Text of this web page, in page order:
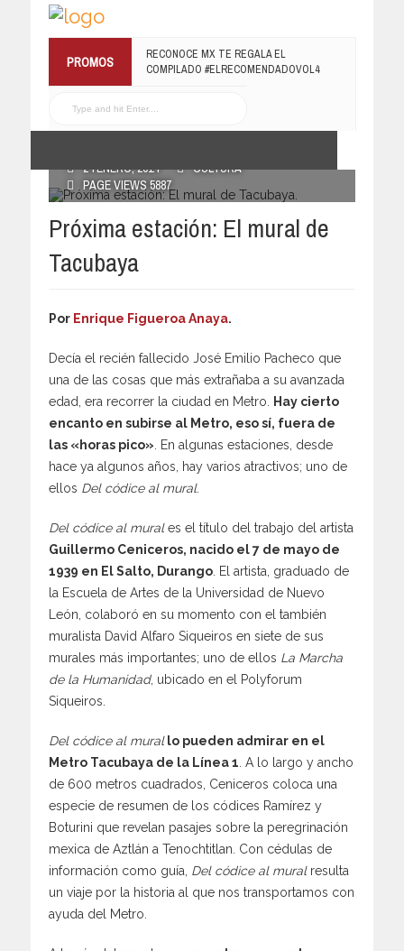
PROMOS
RECONOCE MX TE REGALA EL
COMPILADO #ELRECOMENDADOVOL4
24 ENERO, 2014
CULTURA
PAGE VIEWS 5887
Próxima estación: El mural de
Tacubaya
Por Enrique Figueroa Anaya.
Decía el recién fallecido José Emilio Pacheco que
una de las cosas que más extrañaba a su avanzada
edad, era recorrer la ciudad en Metro.
Hay cierto
encanto en subirse al Metro, eso sí, fuera de
las «horas pico» . En algunas estaciones, desde
hace ya algunos años, hay varios atractivos; uno de
ellos Del códice al mural.
Del códice al murales el título del trabajo del artista
Guillermo Ceniceros, nacido el 7 de mayo de
1939 en El Salto, Durango . El artista, graduado de
la Escuela de Artes de la Universidad de Nuevo
León, colaboró en su momento con el también
muralista David Alfaro Siqueiros en siete de sus
murales más importantes; uno de ellos La Marcha
de la Humanidad, ubicado en el Polyforum
Siqueiros.
Del códice al murallo pueden admirar en el
Metro Tacubaya de la Línea 1 . A lo largo y ancho
de 600 metros cuadrados, Ceniceros coloca una
especie de resumen de los códices Ramírez y
Boturini que revelan pasajes sobre la peregrinación
mexica de Aztlán a Tenochtitlan. Con cédulas de
información como guía, Del códice al muralresulta
un viaje por la historia al que nos transportamos con
ayuda del Metro.